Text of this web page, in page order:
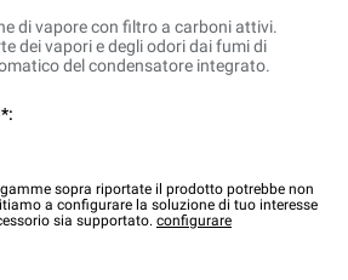
di vapore con filtro a carboni attivi.
dei vapori e degli odori dai fumi di
del condensatore integrato.
sopra riportate il prodotto potrebbe non
a configurare la soluzione di tuo interesse
sia supportato. configurare